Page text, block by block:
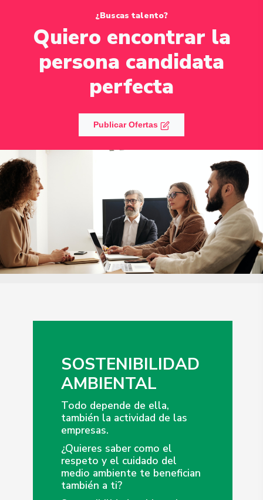
¿Buscas talento?
Quiero encontrar la
persona candidata
perfecta
Publicar Ofertas
SOSTENIBILIDAD
AMBIENTAL
Todo depende de ella,
también la actividad de las
empresas.
¿Quieres saber como el
respeto y el cuidado del
medio ambiente te benefician
también a ti?